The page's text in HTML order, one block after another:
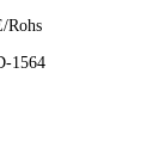
Rohs
1564